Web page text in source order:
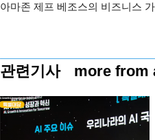
아마존 제프 베조스의 비즈니스
관련기사 more from